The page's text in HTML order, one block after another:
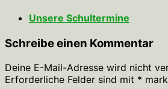
Unsere Schultermine
Schreibe einen Kommentar
Deine E-Mail-Adresse wird nicht
Erforderliche Felder sind mit *